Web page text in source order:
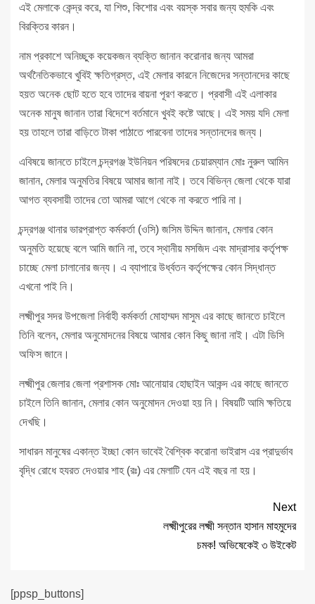
এই মেলাকে কেন্দ্র করে, যা শিশু, কিশোর এবং বয়স্ক সবার জন্য হুমকি এবং
বিরক্তির কারন।
নাম প্রকাশে অনিচ্ছুক কয়েকজন ব্যক্তি জানান করোনার জন্য আমরা
অর্থনৈতিকভাবে খুবিই ক্ষতিগ্রস্ত, এই মেলার কারনে নিজেদের সন্তানদের কাছে
হয়ত অনেক ছোট হতে হবে তাদের বায়না পূরণ করতে। প্রবাসী এই এলাকার
অনেক মানুষ জানান তারা বিদেশে বর্তমানে খুবই কষ্টে আছে। এই সময় যদি মেলা
হয় তাহলে তারা বাড়িতে টাকা পাঠাতে পারবেনা তাদের সন্তানদের জন্য।
এবিষয়ে জানতে চাইলে চন্দ্রগঞ্জ ইউনিয়ন পরিষদের চেয়ারম্যান মোঃ নুরুল আমিন
জানান, মেলার অনুমতির বিষয়ে আমার জানা নাই। তবে বিভিন্ন জেলা থেকে যারা
আগত ব্যবসায়ী তাদের তো আমরা আগে থেকে না করতে পারি না।
চন্দ্রগঞ্জ থানার ভারপ্রাপ্ত কর্মকর্তা (ওসি) জসিম উদ্দিন জানান, মেলার কোন
অনুমতি হয়েছে বলে আমি জানি না, তবে স্থানীয় মসজিদ এবং মাদ্রাসার কর্তৃপক্ষ
চাচ্ছে মেলা চালানোর জন্য। এ ব্যাপারে উর্ধ্বতন কর্তৃপক্ষের কোন সিদ্ধান্ত
এখনো পাই নি।
লক্ষ্মীপুর সদর উপজেলা নির্বাহী কর্মকর্তা মোহাম্মদ মাসুম এর কাছে জানতে চাইলে
তিনি বলেন, মেলার অনুমোদনের বিষয়ে আমার কোন কিছু জানা নাই। এটা ডিসি
অফিস জানে।
লক্ষ্মীপুর জেলার জেলা প্রশাসক মোঃ আনোয়ার হোছাইন আকন্দ এর কাছে জানতে
চাইলে তিনি জানান, মেলার কোন অনুমোদন দেওয়া হয় নি। বিষয়টি আমি ক্ষতিয়ে
দেখছি।
সাধারন মানুষের একান্ত ইচ্ছা কোন ভাবেই বৈশ্বিক করোনা ভাইরাস এর প্রাদুর্ভাব
বৃদ্ধি রোধে হযরত দেওয়ার শাহ (রঃ) এর মেলাটি যেন এই বছর না হয়।
Next
লক্ষ্মীপুরের লক্ষ্মী সন্তান হাসান মাহমুদের
চমক! অভিষেকেই ৩ উইকেট
[ppsp_buttons]